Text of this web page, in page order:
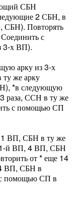
СБН
2 СБН, в
Повторять
с
3-х ВП).
арку из 3-х
же арку
*в следующую
раза, ССН в ту же
с помощью СП
ВП, СБН в ту же
1-й ВП, 4 ВП, СБН
от * еще 14
ВП, СБН в
помощью СП в